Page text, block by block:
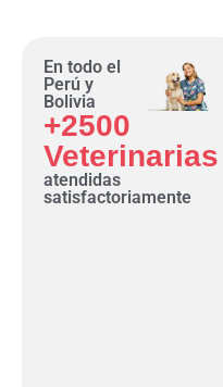
En todo el
Perú y
Bolivia
+2500
Veterinarias
atendidas
satisfactoriamente